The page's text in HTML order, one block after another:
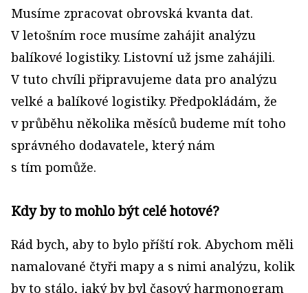
Musíme zpracovat obrovská kvanta dat.
V letošním roce musíme zahájit analýzu
balíkové logistiky. Listovní už jsme zahájili.
V tuto chvíli připravujeme data pro analýzu
velké a balíkové logistiky. Předpokládám, že
v průběhu několika měsíců budeme mít toho
správného dodavatele, který nám
s tím pomůže.
Kdy by to mohlo být celé hotové?
Rád bych, aby to bylo příští rok. Abychom měli
namalované čtyři mapy a s nimi analýzu, kolik
by to stálo, jaký by byl časový harmonogram